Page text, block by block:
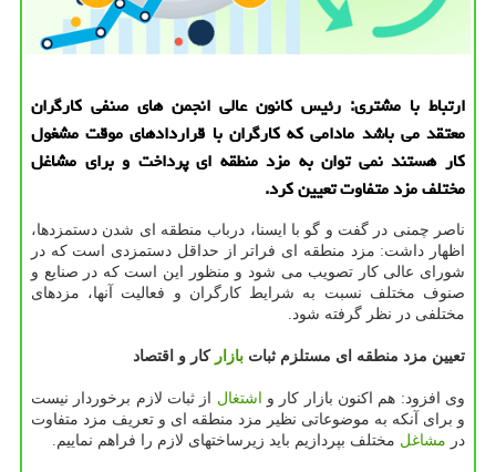
ارتباط با مشتری: رئیس كانون عالی انجمن های صنفی كارگران
معتقد می باشد مادامی كه كارگران با قراردادهای موقت مشغول
كار هستند نمی توان به مزد منطقه ای پرداخت و برای مشاغل
مختلف مزد متفاوت تعیین كرد.
ناصر چمنی در گفت و گو با ایسنا، درباب منطقه ای شدن دستمزدها،
اظهار داشت: مزد منطقه ای فراتر از حداقل دستمزدی است که در
شورای عالی کار تصویب می شود و منظور این است که در صنایع و
صنوف مختلف نسبت به شرایط کارگران و فعالیت آنها، مزدهای
مختلفی در نظر گرفته شود.
تعیین مزد منطقه ای مستلزم ثبات بازار کار و اقتصاد
وی افزود: هم اکنون بازار کار و اشتغال از ثبات لازم برخوردار نیست
و برای آنکه به موضوعاتی نظیر مزد منطقه ای و تعریف مزد متفاوت
در مشاغل مختلف بپردازیم باید زیرساختهای لازم را فراهم نماییم.